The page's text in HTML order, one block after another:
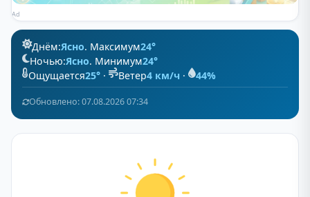
Ad
Днём:Ясно. Максимум24°
Ночью:Ясно. Минимум24°
Ощущается25° · Ветер4 км/ч · 44%
Обновлено: 07.08.2026 07:34